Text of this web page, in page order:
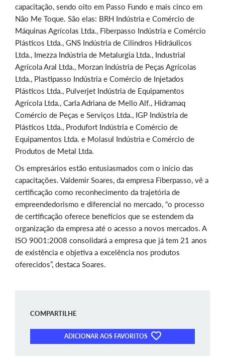
capacitação, sendo oito em Passo Fundo e mais cinco em
Não Me Toque. São elas: BRH Indústria e Comércio de
Máquinas Agrícolas Ltda., Fiberpasso Indústria e Comércio
Plásticos Ltda., GNS Indústria de Cilindros Hidráulicos
Ltda., Imezza Indústria de Metalurgia Ltda., Industrial
Agrícola Aral Ltda., Morzan Indústria de Peças Agrícolas
Ltda., Plastipasso Indústria e Comércio de Injetados
Plásticos Ltda., Pulverjet Indústria de Equipamentos
Agrícola Ltda., Carla Adriana de Mello Alf., Hidramaq
Comércio de Peças e Serviços Ltda., IGP Indústria de
Plásticos Ltda., Produfort Indústria e Comércio de
Equipamentos Ltda. e Molasul Indústria e Comércio de
Produtos de Metal Ltda.
Os empresários estão entusiasmados com o início das
capacitações. Valdemir Soares, da empresa Fiberpasso, vê a
certificação como reconhecimento da trajetória de
empreendedorismo e diferencial no mercado, “o processo
de certificação oferece benefícios que se estendem da
organização da empresa até o acesso a novos mercados. A
ISO 9001:2008 consolidará a empresa que já tem 21 anos
de existência e objetiva a excelência nos produtos
oferecidos”, destaca Soares.
COMPARTILHE
ADICIONAR AOS FAVORITOS